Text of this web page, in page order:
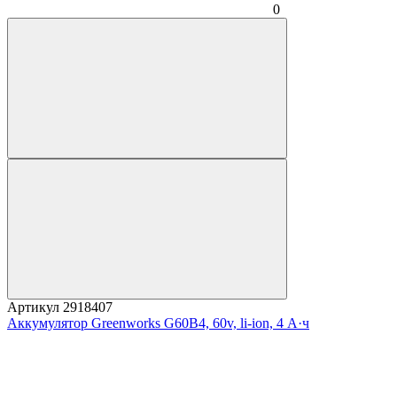
0
Артикул 2918407
Аккумулятор Greenworks G60B4, 60v, li-ion, 4 А·ч